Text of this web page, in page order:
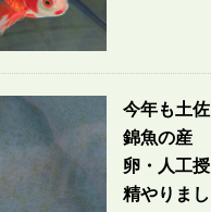
今年も土佐
錦魚の産
卵・人工授
精やりまし